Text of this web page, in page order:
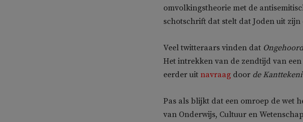
omvolkingstheorie met de
schotschrift dat stelt dat Joden uit
Veel twitteraars vinden dat
Het intrekken van de zendtijd van
eerder uit navraag door de
Pas als blijkt dat een omroep de wet
van Onderwijs, Cultuur en